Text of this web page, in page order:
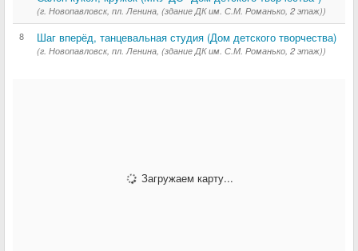
(г. Новопавловск, пл. Ленина, (здание ДК им. С.М. Романько, 2 этаж))
8 Шаг вперёд, танцевальная студия (Дом детского творчества)
(г. Новопавловск, пл. Ленина, (здание ДК им. С.М. Романько, 2 этаж))
Загружаем карту...